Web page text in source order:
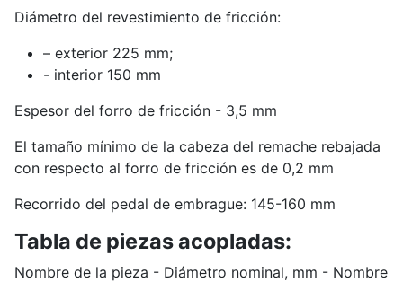
Diámetro del revestimiento de fricción:
– exterior 225 mm;
- interior 150 mm
Espesor del forro de fricción - 3,5 mm
El tamaño mínimo de la cabeza del remache rebajada
con respecto al forro de fricción es de 0,2 mm
Recorrido del pedal de embrague: 145-160 mm
Tabla de piezas acopladas:
Nombre de la pieza - Diámetro nominal, mm - Nombre